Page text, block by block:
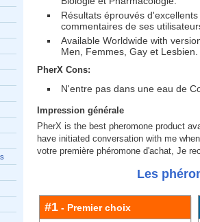
Résultats éprouvés d'excellents
commentaires de ses
Available Worldwide with
Men, Femmes, Gay et Lesbien.
PherX Cons:
N'entre pas dans une eau de
Impression générale
PherX is the best pheromone product
have initiated conversation with me
votre première phéromone d'achat, Je
Les
#1 - Premier choix